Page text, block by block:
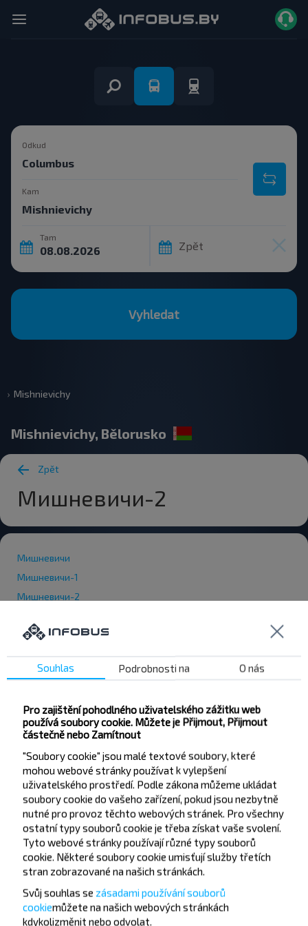
Odkud
Kam
Tam
Zpět
Vyhledat
Mishnievichy
Mishnievichy, Bělorusko
Zpět
Мишневичи-2
Мишневичи
Мишневичи-1
Мишневичи-2
Chcete cestovat
levněji?
Nenechte si ujít akce, slevy a další zajímavé nabídky
od společnosti INFOBUS. Přihlaste se k odběru
novinek a cestujte s námi levněji!
Přihlásit se
Souhlas Podrobnosti na O nás
Pro zajištění pohodlného uživatelského zážitku web
používá soubory cookie. Můžete je Přijmout, Přijmout
částečně nebo Zamítnout
"Soubory cookie" jsou malé textové soubory, které
mohou webové stránky používat k vylepšení
uživatelského prostředí. Podle zákona můžeme ukládat
soubory cookie do vašeho zařízení, pokud jsou nezbytně
nutné pro provoz těchto webových stránek. Pro všechny
ostatní typy souborů cookie je třeba získat vaše svolení.
Tyto webové stránky používají různé typy souborů
cookie. Některé soubory cookie umisťují služby třetích
stran zobrazované na našich stránkách.
Svůj souhlas se zásadami používání souborů
cookiemůžete na našich webových stránkách
kdykolizměnit nebo odvolat.